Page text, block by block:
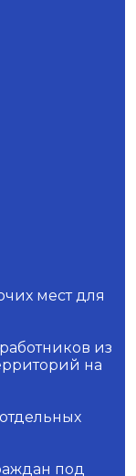
мест для
из
на
под